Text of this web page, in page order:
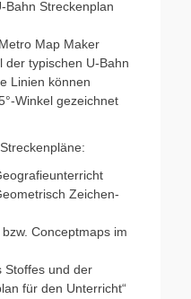
Map Maker
der typischen U-Bahn
Linien können
Winkel gezeichnet
Zeichen-
Conceptmaps im
Stoffes und der
für den Unterricht“